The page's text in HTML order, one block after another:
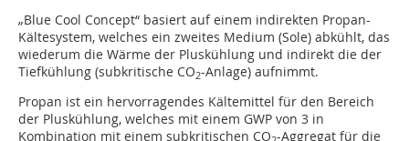
„Blue Cool Concept“ basiert auf einem indirekten Propan-
Kältesystem, welches ein zweites Medium (Sole) abkühlt, das
wiederum die Wärme der Pluskühlung und indirekt die der
Tiefkühlung (subkritische CO2-Anlage) aufnimmt.
Propan ist ein hervorragendes Kältemittel für den Bereich
der Pluskühlung, welches mit einem GWP von 3 in
Kombination mit einem subkritischen CO -Aggregat für die